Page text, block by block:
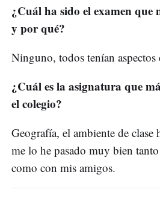
¿Cuál ha sido el examen que
y por qué?
Ninguno, todos tenían aspectos
¿Cuál es la asignatura que
el colegio?
Geografía, el ambiente de
me lo he pasado muy bien
como con mis amigos.